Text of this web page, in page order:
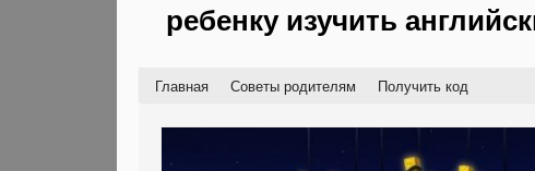
ребенку изучить
Главная Советы родителям Получить код